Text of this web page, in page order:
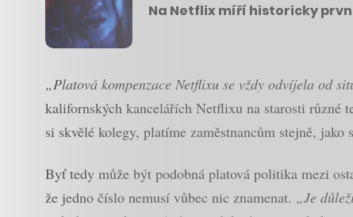
Na Netflix míří historicky
„Platová kompenzace Netflixu se vždy odvíjela od
kalifornských kancelářích Netflixu na starosti různé
si skvělé kolegy, platíme zaměstnancům stejně,
Byť tedy může být podobná platová politika mezi
že jedno číslo nemusí vůbec nic znamenat. „Je